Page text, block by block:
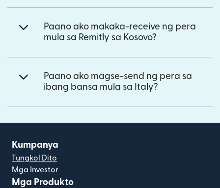
Paano ako makaka-receive ng pera
mula sa Remitly sa Kosovo?
Paano ako magse-send ng pera sa
ibang bansa mula sa Italy?
Kumpanya
Tungkol Dito
Mga Investor
Mga Produkto